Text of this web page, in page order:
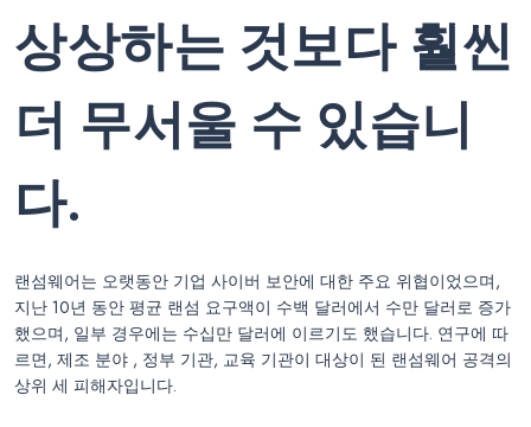
상상하는 것보다 훨씬
더 무서울 수 있습니
다.
랜섬웨어는 오랫동안 기업 사이버 보안에 대한 주요 위협이었으며,
지난 10년 동안 평균 랜섬 요구액이 수백 달러에서 수만 달러로 증가
했으며, 일부 경우에는 수십만 달러에 이르기도 했습니다. 연구에 따
르면, 제조 분야 , 정부 기관, 교육 기관이 대상이 된 랜섬웨어 공격의
상위 세 피해자입니다.